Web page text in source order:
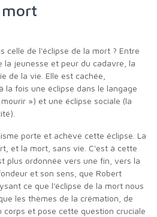
mort
la jeunesse et peur du cadavre, la
de la vie. Elle est cachée,
la fois une éclipse dans le langage
») et une éclipse sociale (la
et la mort, sans vie. C'est à cette
plus ordonnée vers une fin, vers la
et son sens, que Robert
ce que l'éclipse de la mort nous
les thèmes de la crémation, de
corps et pose cette question cruciale